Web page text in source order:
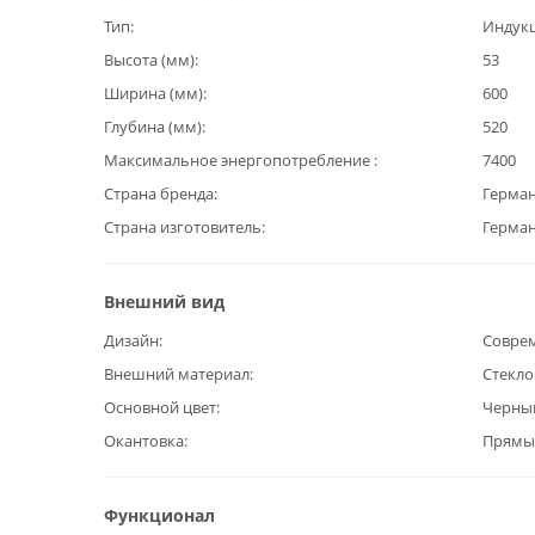
Тип
Высота (мм)
53
Ширина (мм)
600
Глубина (мм)
520
Максимальное энергопотребление
7400
Страна бренда
Страна изготовитель
Внешний вид
Дизайн
Внешний материал
Основной цвет
Окантовка
Функционал